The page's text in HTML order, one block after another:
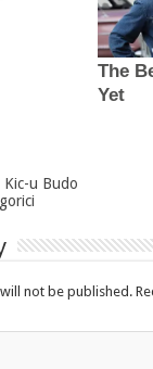
u Budo
not be published.